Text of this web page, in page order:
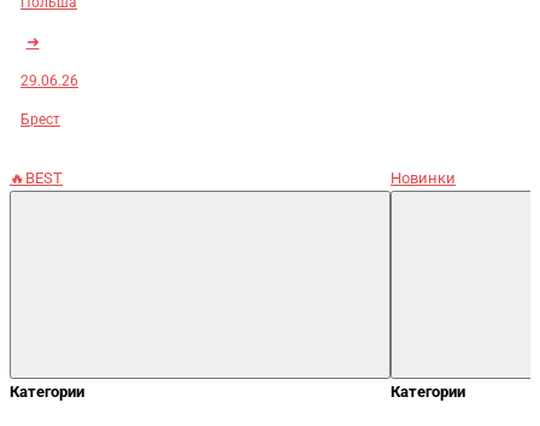
➜
29.06.26
Брест
🔥BEST
Категории
Новинки
Категории